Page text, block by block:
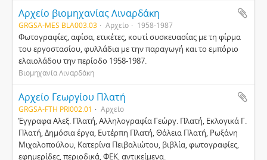
Αρχείο βιομηχανίας Λιναρδάκη
GRGSA-MES BLA003.03 Αρχείο 1958-1987
Φωτογραφίες, αφίσα, ετικέτες, κουτί συσκευασίας με τη φίρμα
του εργοστασίου, φυλλάδια με την παραγωγή και το εμπόριο
ελαιολάδου την περίοδο 1958-1987.
Βιομηχανία Λιναρδάκη
Αρχείο Γεωργίου Πλατή
GRGSA-FTH PRI002.01 Αρχείο
Έγγραφα Αλεξ. Πλατή, Αλληλογραφία Γεώργ. Πλατή, Εκλογικά Γ.
Πλατή, Δημόσια έργα, Ευτέρπη Πλατή, Θάλεια Πλατή, Ρωξάνη
Μιχαλοπούλου, Κατερίνα Πειβαλιώτου, βιβλία, φωτογραφίες,
εφημερίδες, περιοδικά, ΦΕΚ, αντικείμενα.